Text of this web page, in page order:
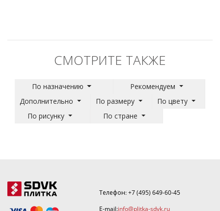
СМОТРИТЕ ТАКЖЕ
По назначению
Рекомендуем
Дополнительно
По размеру
По цвету
По рисунку
По стране
Телефон:+7 (495) 649-60-45
E-mail:info@plitka-sdvk.ru